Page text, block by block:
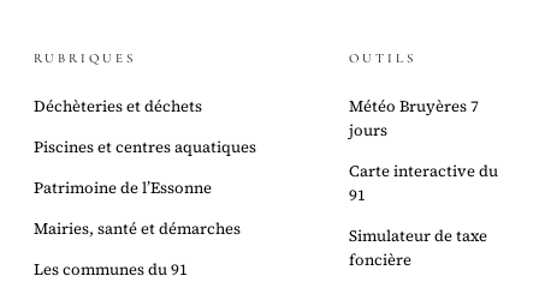
RUBRIQUES
Déchèteries et déchets
Piscines et centres aquatiques
Patrimoine de l’Essonne
Mairies, santé et démarches
Les communes du 91
OUTILS
Météo Bruyères 7
jours
Carte interactive du
91
Simulateur de taxe
foncière